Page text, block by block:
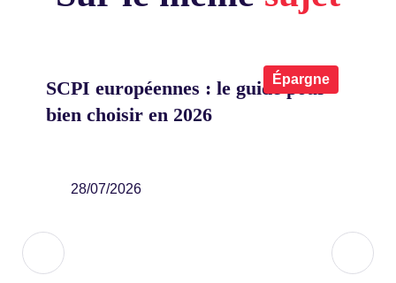
Épargne
SCPI européennes : le guide pour
bien choisir en 2026
28/07/2026